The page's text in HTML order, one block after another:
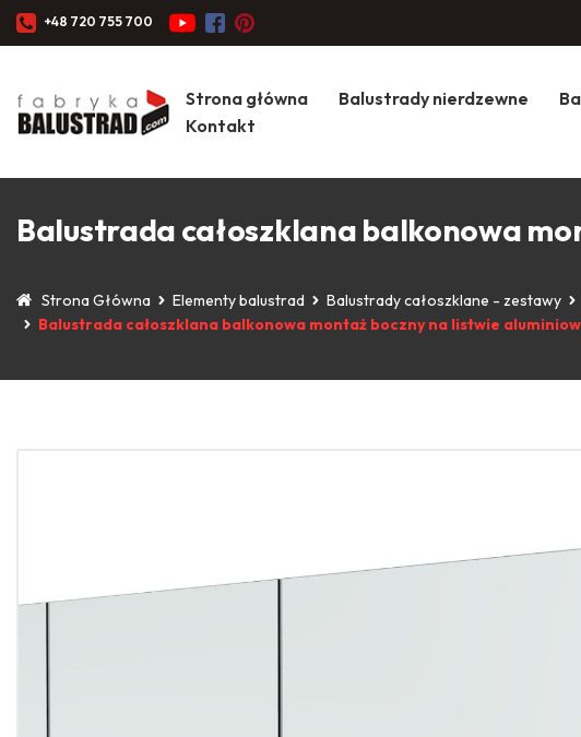
+48 720 755 700
Strona główna Balustrady nierdzewne
Kontakt
Balustrada całoszklana balkonowa
Strona Główna Elementy balustrad Balustrady całoszklane - zestawy
Balustrada całoszklana balkonowa montaż boczny na listwie